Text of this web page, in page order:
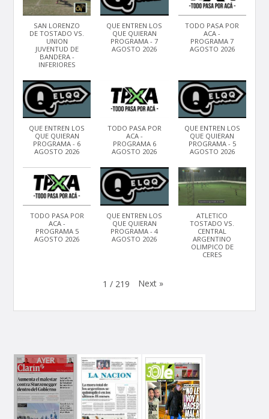
SAN LORENZO
DE TOSTADO VS.
UNION
JUVENTUD DE
BANDERA -
INFERIORES
QUE ENTREN LOS
QUE QUIERAN
PROGRAMA - 7
AGOSTO 2026
TODO PASA POR
ACA -
PROGRAMA 7
AGOSTO 2026
QUE ENTREN LOS
QUE QUIERAN
PROGRAMA - 6
AGOSTO 2026
TODO PASA POR
ACA -
PROGRAMA 6
AGOSTO 2026
QUE ENTREN LOS
QUE QUIERAN
PROGRAMA - 5
AGOSTO 2026
TODO PASA POR
ACA -
PROGRAMA 5
AGOSTO 2026
QUE ENTREN LOS
QUE QUIERAN
PROGRAMA - 4
AGOSTO 2026
ATLETICO
TOSTADO VS.
CENTRAL
ARGENTINO
OLIMPICO DE
CERES
1 / 219 Next »
AYER